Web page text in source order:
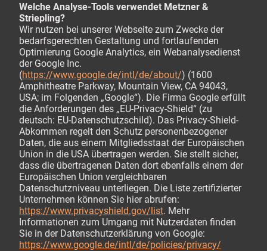
Welche Analyse-Tools verwendet Metzner &
Striepling?
Wir nutzen bei unserer Webseite zum Zwecke der
bedarfsgerechten Gestaltung und fortlaufenden
Optimierung Google Analytics, ein Webanalysedienst
der Google Inc.
(https://www.google.de/intl/de/about/) (1600
Amphitheatre Parkway, Mountain View, CA 94043,
USA; im Folgenden „Google“). Die Firma Google erfüllt
die Anforderungen des „EU-Privacy-Shield“ (zu
deutsch: EU-Datenschutzschild). Das Privacy-Shield-
Abkommen regelt den Schutz personenbezogener
Daten, die aus einem Mitgliedsstaat der Europäischen
Union in die USA übertragen werden. Sie stellt sicher,
dass die übertragenen Daten dort ebenfalls einem der
Europäischen Union vergleichbaren
Datenschutzniveau unterliegen. Die Liste zertifizierter
Unternehmen können Sie hier abrufen:
https://www.privacyshield.gov/list. Mehr
Informationen zum Umgang mit Nutzerdaten finden
Sie in der Datenschutzerklärung von Google:
https://www.google.de/intl/de/policies/privacy/